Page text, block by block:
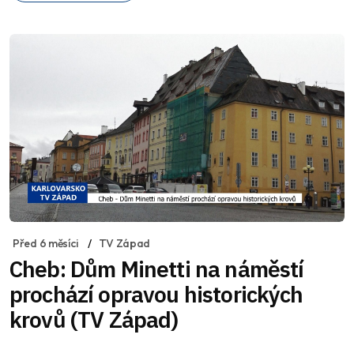
Před 6 měsíci TV Západ
Cheb: Dům Minetti na náměstí
prochází opravou historických
krovů (TV Západ)